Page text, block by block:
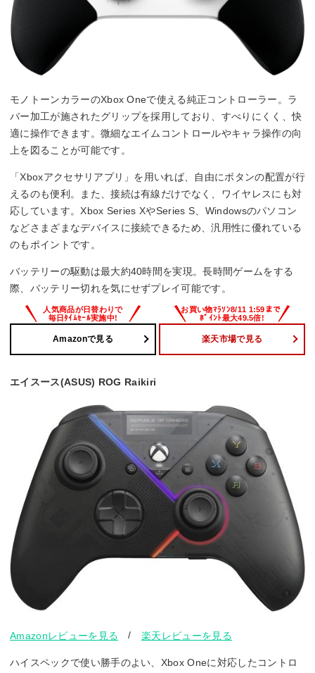
モノトーンカラーのXbox Oneで使える純正コントローラー。ラ
バー加工が施されたグリップを採用しており、すべりにくく、快
適に操作できます。微細なエイムコントロールやキャラ操作の向
上を図ることが可能です。
「Xboxアクセサリアプリ」を用いれば、自由にボタンの配置が行
えるのも便利。また、接続は有線だけでなく、ワイヤレスにも対
応しています。Xbox Series XやSeries S、Windowsのパソコン
などさまざまなデバイスに接続できるため、汎用性に優れている
のもポイントです。
バッテリーの駆動は最大約40時間を実現。長時間ゲームをする
際、バッテリー切れを気にせずプレイ可能です。
Amazonで見る 楽天市場で見る
エイスース(ASUS) ROG Raikiri
Amazonレビューを見る /楽天レビューを見る
ハイスペックで使い勝手のよい、Xbox Oneに対応したコントロ